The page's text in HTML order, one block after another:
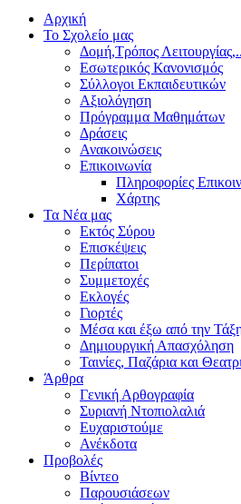
Αρχική
Το Σχολείο μας
Δομή,Τρόπος
Εσωτερικός Κανονισμός
Σύλλογοι Εκπαιδευτικών
Αξιολόγηση
Πρόγραμμα Μαθημάτων
Δράσεις
Ανακοινώσεις
Επικοινωνία
Πληροφορίες
Χάρτης
Τα Νέα μας
Εκτός Σύρου
Επισκέψεις
Περίπατοι
Συμμετοχές
Εκλογές
Γιορτές
Μέσα και έξω από την
Δημιουργική Απασχόληση
Ταινίες, Παζάρια και
Άρθρα
Γενική Αρθογραφία
Συριανή Ντοπιολαλιά
Ευχαριστούμε
Ανέκδοτα
Προβολές
Βίντεο
Παρουσιάσεων